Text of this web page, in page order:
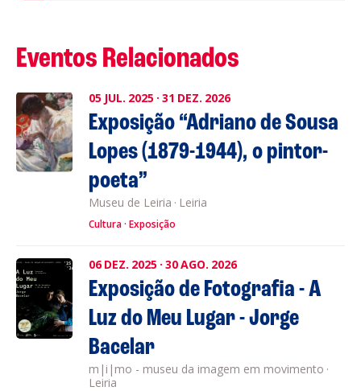
Eventos Relacionados
05 JUL. 2025 · 31 DEZ. 2026
Exposição “Adriano de Sousa
Lopes (1879-1944), o pintor-
poeta”
Museu de Leiria · Leiria
Cultura Exposição
06 DEZ. 2025 · 30AGO. 2026
Exposição de Fotografia - A
Luz do Meu Lugar - Jorge
Bacelar
m|i|mo - museu da imagem em movimento ·
Leiria